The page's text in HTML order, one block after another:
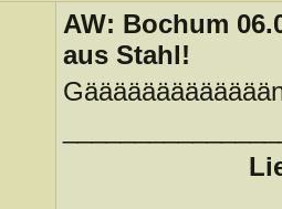
AW: Bochum
aus Stahl!